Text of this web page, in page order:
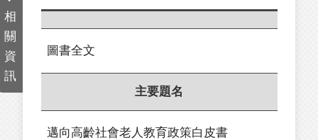
相
關
資
訊
圖書全文
主要題名
邁向高齡社會老人教育政策白皮書